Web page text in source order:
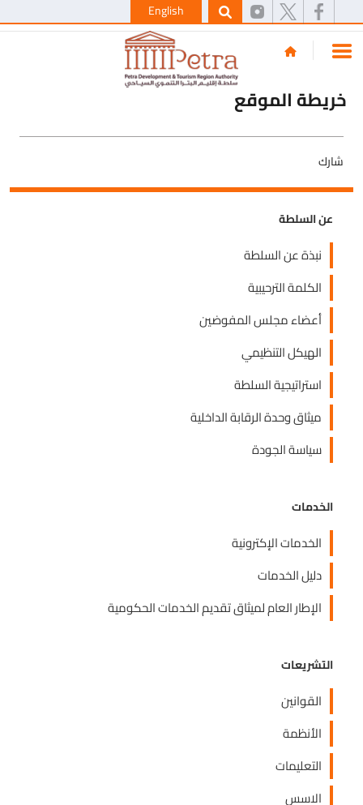
English
خريطة الموقع
شارك
عن السلطة
نبذة عن السلطة
الكلمة الترحيبية
أعضاء مجلس المفوضين
الهيكل التنظيمي
استراتيجية السلطة
ميثاق وحدة الرقابة الداخلية
سياسة الجودة
الخدمات
الخدمات الإكترونية
دليل الخدمات
الإطار العام لميثاق تقديم الخدمات الحكومية
التشريعات
القوانين
الأنظمة
التعليمات
الاسس